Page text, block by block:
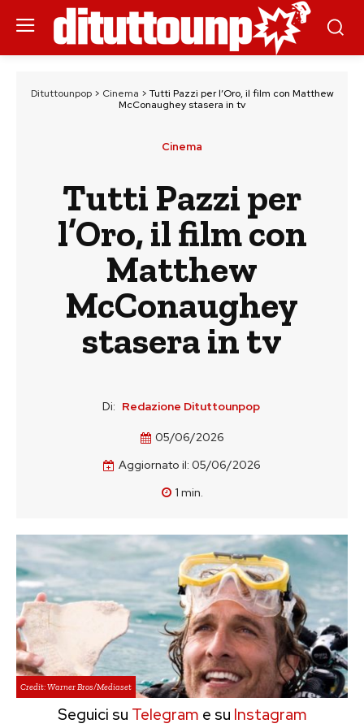
Dituttounpop> Cinema > Tutti Pazzi per l’Oro, il film con Matthew
McConaughey stasera in tv
Cinema
Tutti Pazzi per
l’Oro, il film con
Matthew
McConaughey
stasera in tv
Di: Redazione Dituttounpop
05/06/2026
Aggiornato il: 05/06/2026
1 min.
Credit: Warner Bros/Mediaset
Seguici su Telegram e su Instagram